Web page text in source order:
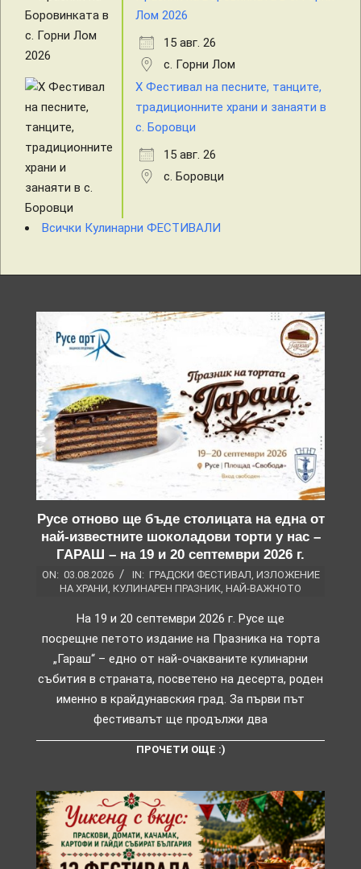
Лом 2026
15 авг. 26
с. Горни Лом
X Фестивал на песните, танците,
традиционните храни и занаяти в
с. Боровци
15 авг. 26
с. Боровци
Всички Кулинарни ФЕСТИВАЛИ
Русе отново ще бъде столицата на една от
най-известните шоколадови торти у нас –
ГАРАШ – на 19 и 20 септември 2026 г.
ON: 03.08.2026 IN: ГРАДСКИ ФЕСТИВАЛ ИЗЛОЖЕНИЕ
НА ХРАНИ КУЛИНАРЕН ПРАЗНИК НАЙ-ВАЖНОТО
На 19 и 20 септември 2026 г. Русе ще
посрещне петото издание на Празника на торта
„Гараш“ – едно от най-очакваните кулинарни
събития в страната, посветено на десерта, роден
именно в крайдунавския град. За първи път
фестивалът ще продължи два
ПРОЧЕТИ ОЩЕ :)